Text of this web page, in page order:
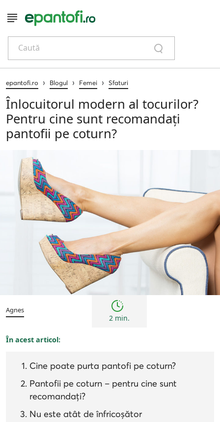
Caută
epantofi.ro › Blogul › Femei › Sfaturi
Înlocuitorul modern al tocurilor?
Pentru cine sunt recomandați
pantofii pe coturn?
Femei Sfaturi
Agnes
2 min.
În acest articol:
Cine poate purta pantofi pe coturn?
Pantofii pe coturn – pentru cine sunt
recomandați?
Nu este atât de înfricoșător